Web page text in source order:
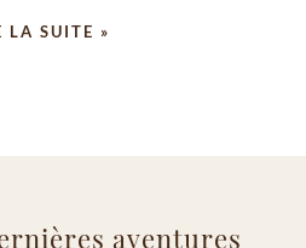
LA SUITE »
aventures